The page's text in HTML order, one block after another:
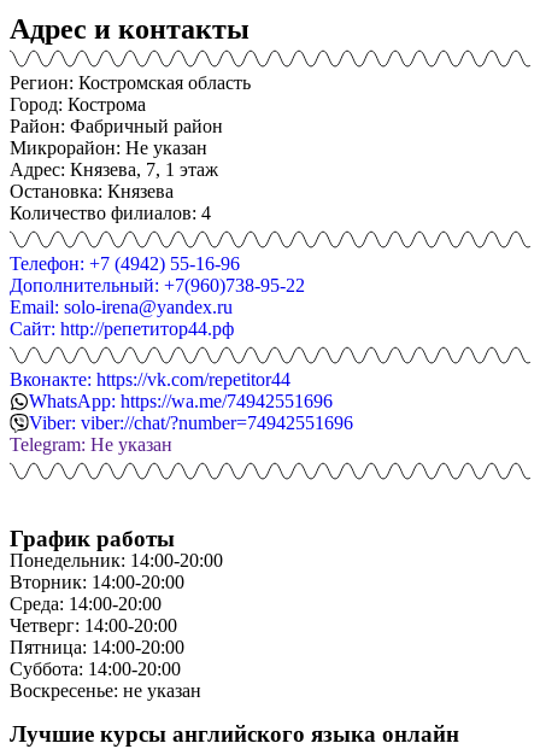
Адрес и контакты
Регион: Костромская область
Город: Кострома
Район: Фабричный район
Микрорайон: Не указан
Адрес: Князева, 7, 1 этаж
Остановка: Князева
Количество филиалов: 4
Телефон: +7 (4942) 55-16-96
Дополнительный: +7(960)738-95-22
Email: solo-irena@yandex.ru
Сайт: http://репетитор44.рф
Вконакте: https://vk.com/repetitor44
WhatsApp: https://wa.me/74942551696
Viber: viber://chat/?number=74942551696
Telegram: Не указан
График работы
Понедельник: 14:00-20:00
Вторник: 14:00-20:00
Среда: 14:00-20:00
Четверг: 14:00-20:00
Пятница: 14:00-20:00
Суббота: 14:00-20:00
Воскресенье: не указан
Лучшие курсы английского языка онлайн